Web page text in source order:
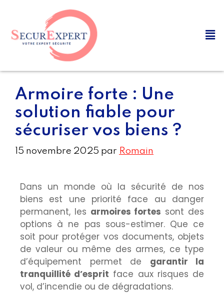
Armoire forte : Une
solution fiable pour
sécuriser vos biens ?
15 novembre 2025 par Romain
Dans un monde où la sécurité de nos
biens est une priorité face au danger
permanent, les armoires fortes sont des
options à ne pas sous-estimer. Que ce
soit pour protéger vos documents, objets
de valeur ou même des armes, ce type
d’équipement permet de garantir la
tranquillité d’esprit face aux risques de
vol, d’incendie ou de dégradations.